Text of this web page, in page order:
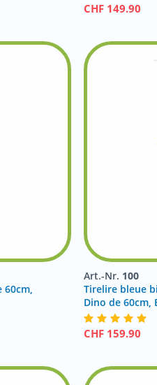
CHF 149.90
60cm,
Art.-Nr. 100
Tirelire bleue
Dino de 60cm,
CHF 159.90